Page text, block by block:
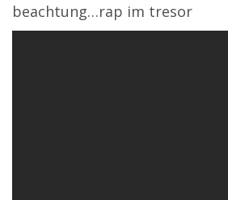
beachtung…rap im tresor